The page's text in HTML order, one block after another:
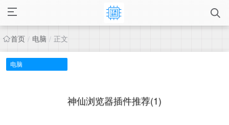
首页 / 电脑 / 正文
电脑
神仙浏览器插件推荐(1)